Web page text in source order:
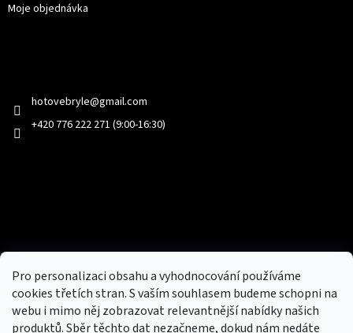
Pro personalizaci obsahu a vyhodnocování používáme
cookies třetích stran. S vaším souhlasem budeme schopni na
webu i mimo něj zobrazovat relevantnější nabídky našich
produktů. Sběr těchto dat nezačneme, dokud nám nedáte
Moje objednávka
hotovebryle@gmail.com
+420 776 222 271 (9:00-16:30)